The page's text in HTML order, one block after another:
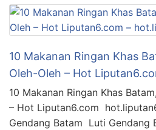
10 Makanan Ringan Khas
Oleh-Oleh – Hot
10 Makanan Ringan Khas
– Hot Liputan6.com
Gendang Batam Luti Gendang